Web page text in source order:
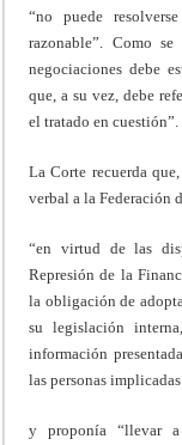
“no puede
razonable”. Como
negociaciones debe
que, a su vez, debe
el tratado en cuestión”.
La Corte recuerda
verbal a la Federación
“en virtud de las
Represión de la
la obligación de
su legislación
información
las personas
y proponía “llevar